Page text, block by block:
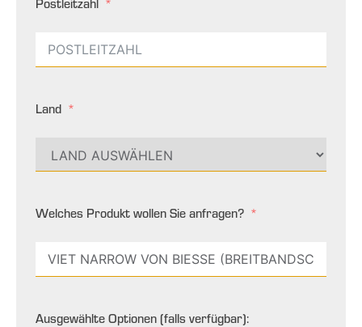
Postleitzahl
Land
Welches Produkt wollen Sie anfragen?
Ausgewählte Optionen (falls verfügbar):